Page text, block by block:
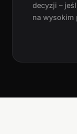
decyzji –
na wysokim